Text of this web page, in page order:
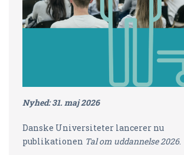
Nyhed: 31. maj 2026
Danske Universiteter lancerer nu
publikationen Tal om uddannelse 2026.